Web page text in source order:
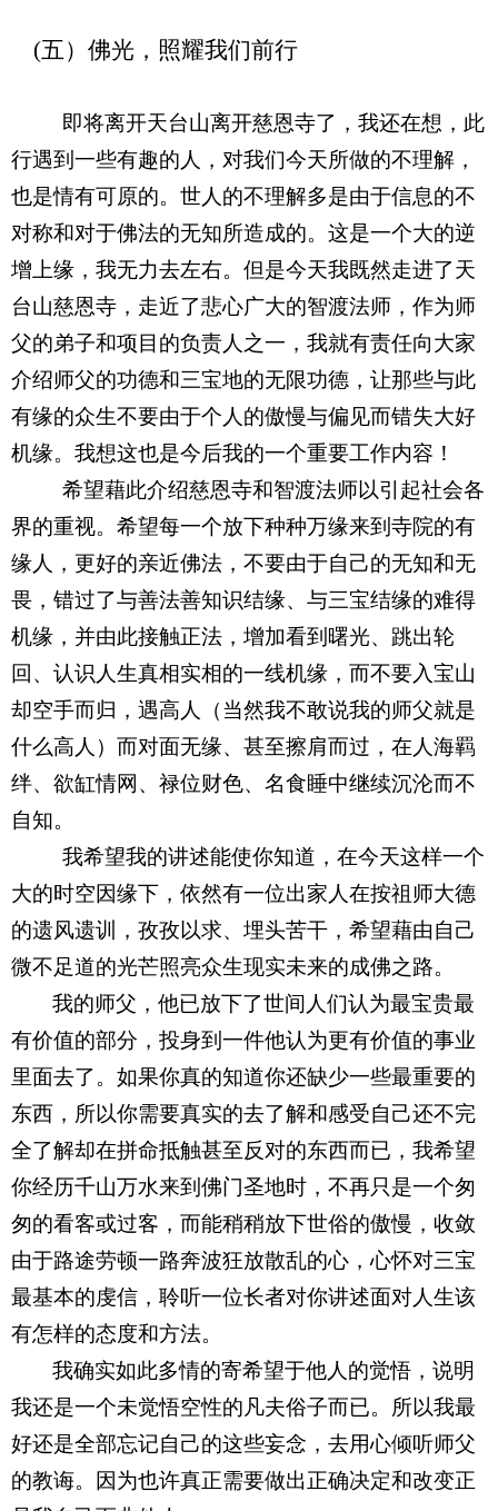
    (五）佛光，照耀我们前行
即将离开天台山离开慈恩寺了，我还在想，此
行遇到一些有趣的人，对我们今天所做的不理解，
也是情有可原的。世人的不理解多是由于信息的不
对称和对于佛法的无知所造成的。这是一个大的逆
增上缘，我无力去左右。但是今天我既然走进了天
台山慈恩寺，走近了悲心广大的智渡法师，作为师
父的弟子和项目的负责人之一，我就有责任向大家
介绍师父的功德和三宝地的无限功德，让那些与此
有缘的众生不要由于个人的傲慢与偏见而错失大好
机缘。我想这也是今后我的一个重要工作内容！
希望藉此介绍慈恩寺和智渡法师以引起社会各
界的重视。希望每一个放下种种万缘来到寺院的有
缘人，更好的亲近佛法，不要由于自己的无知和无
畏，错过了与善法善知识结缘、与三宝结缘的难得
机缘，并由此接触正法，增加看到曙光、跳出轮
回、认识人生真相实相的一线机缘，而不要入宝山
却空手而归，遇高人（当然我不敢说我的师父就是
什么高人）而对面无缘、甚至擦肩而过，在人海羁
绊、欲缸情网、禄位财色、名食睡中继续沉沦而不
自知。
我希望我的讲述能使你知道，在今天这样一个
大的时空因缘下，依然有一位出家人在按祖师大德
的遗风遗训，孜孜以求、埋头苦干，希望藉由自己
微不足道的光芒照亮众生现实未来的成佛之路。
我的师父，他已放下了世间人们认为最宝贵最
有价值的部分，投身到一件他认为更有价值的事业
里面去了。如果你真的知道你还缺少一些最重要的
东西，所以你需要真实的去了解和感受自己还不完
全了解却在拼命抵触甚至反对的东西而已，我希望
你经历千山万水来到佛门圣地时，不再只是一个匆
匆的看客或过客，而能稍稍放下世俗的傲慢，收敛
由于路途劳顿一路奔波狂放散乱的心，心怀对三宝
最基本的虔信，聆听一位长者对你讲述面对人生该
有怎样的态度和方法。
我确实如此多情的寄希望于他人的觉悟，说明
我还是一个未觉悟空性的凡夫俗子而已。所以我最
好还是全部忘记自己的这些妄念，去用心倾听师父
的教诲。因为也许真正需要做出正确决定和改变正